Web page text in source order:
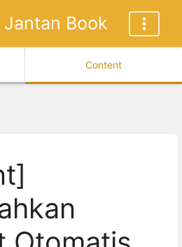
Book
Content